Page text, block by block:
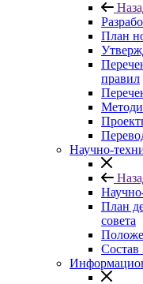
План
правил
Научно-
План
совета
Состав